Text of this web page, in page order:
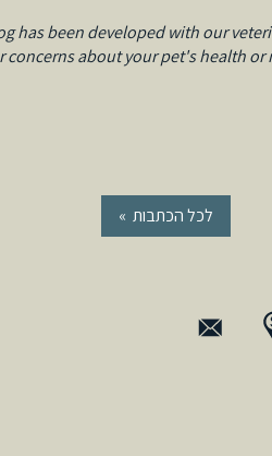
has been developed with our
concerns about your pet's health
« לכל הכתבות